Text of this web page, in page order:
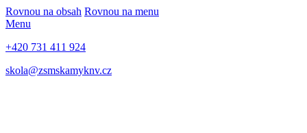
Rovnou na obsah Rovnou na menu
Menu
+420 731 411 924
skola@zsmskamyknv.cz